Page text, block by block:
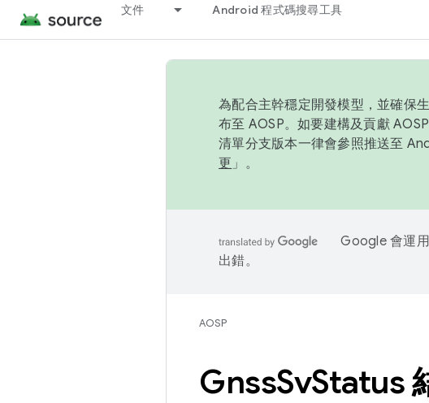
文件 Android 程式碼搜尋工具
為配合主幹穩定開發模型，並確保
布至 AOSP。如要建構及貢獻
清單分支版本一律會參照推送至
更 」。
Google 會運
出錯。
AOSP
GnssSvStatus